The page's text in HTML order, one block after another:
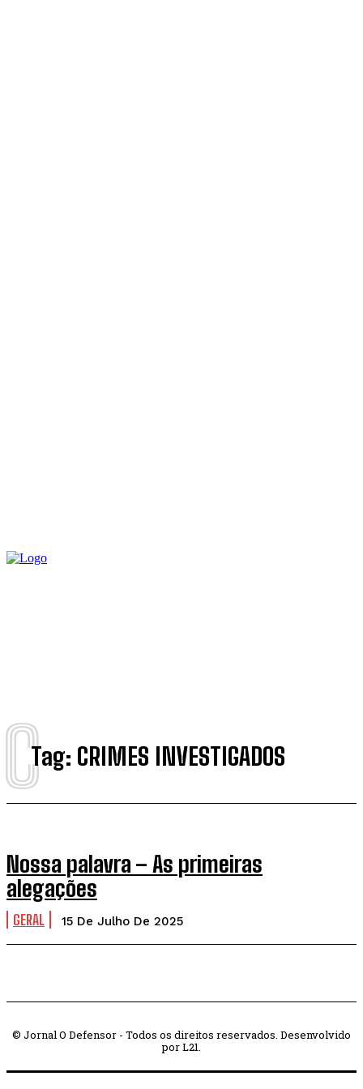
Tag: CRIMES INVESTIGADOS
C
Nossa palavra – As primeiras
alegações
GERAL 15 De Julho De 2025
© Jornal O Defensor - Todos os direitos reservados. Desenvolvido
por L21.